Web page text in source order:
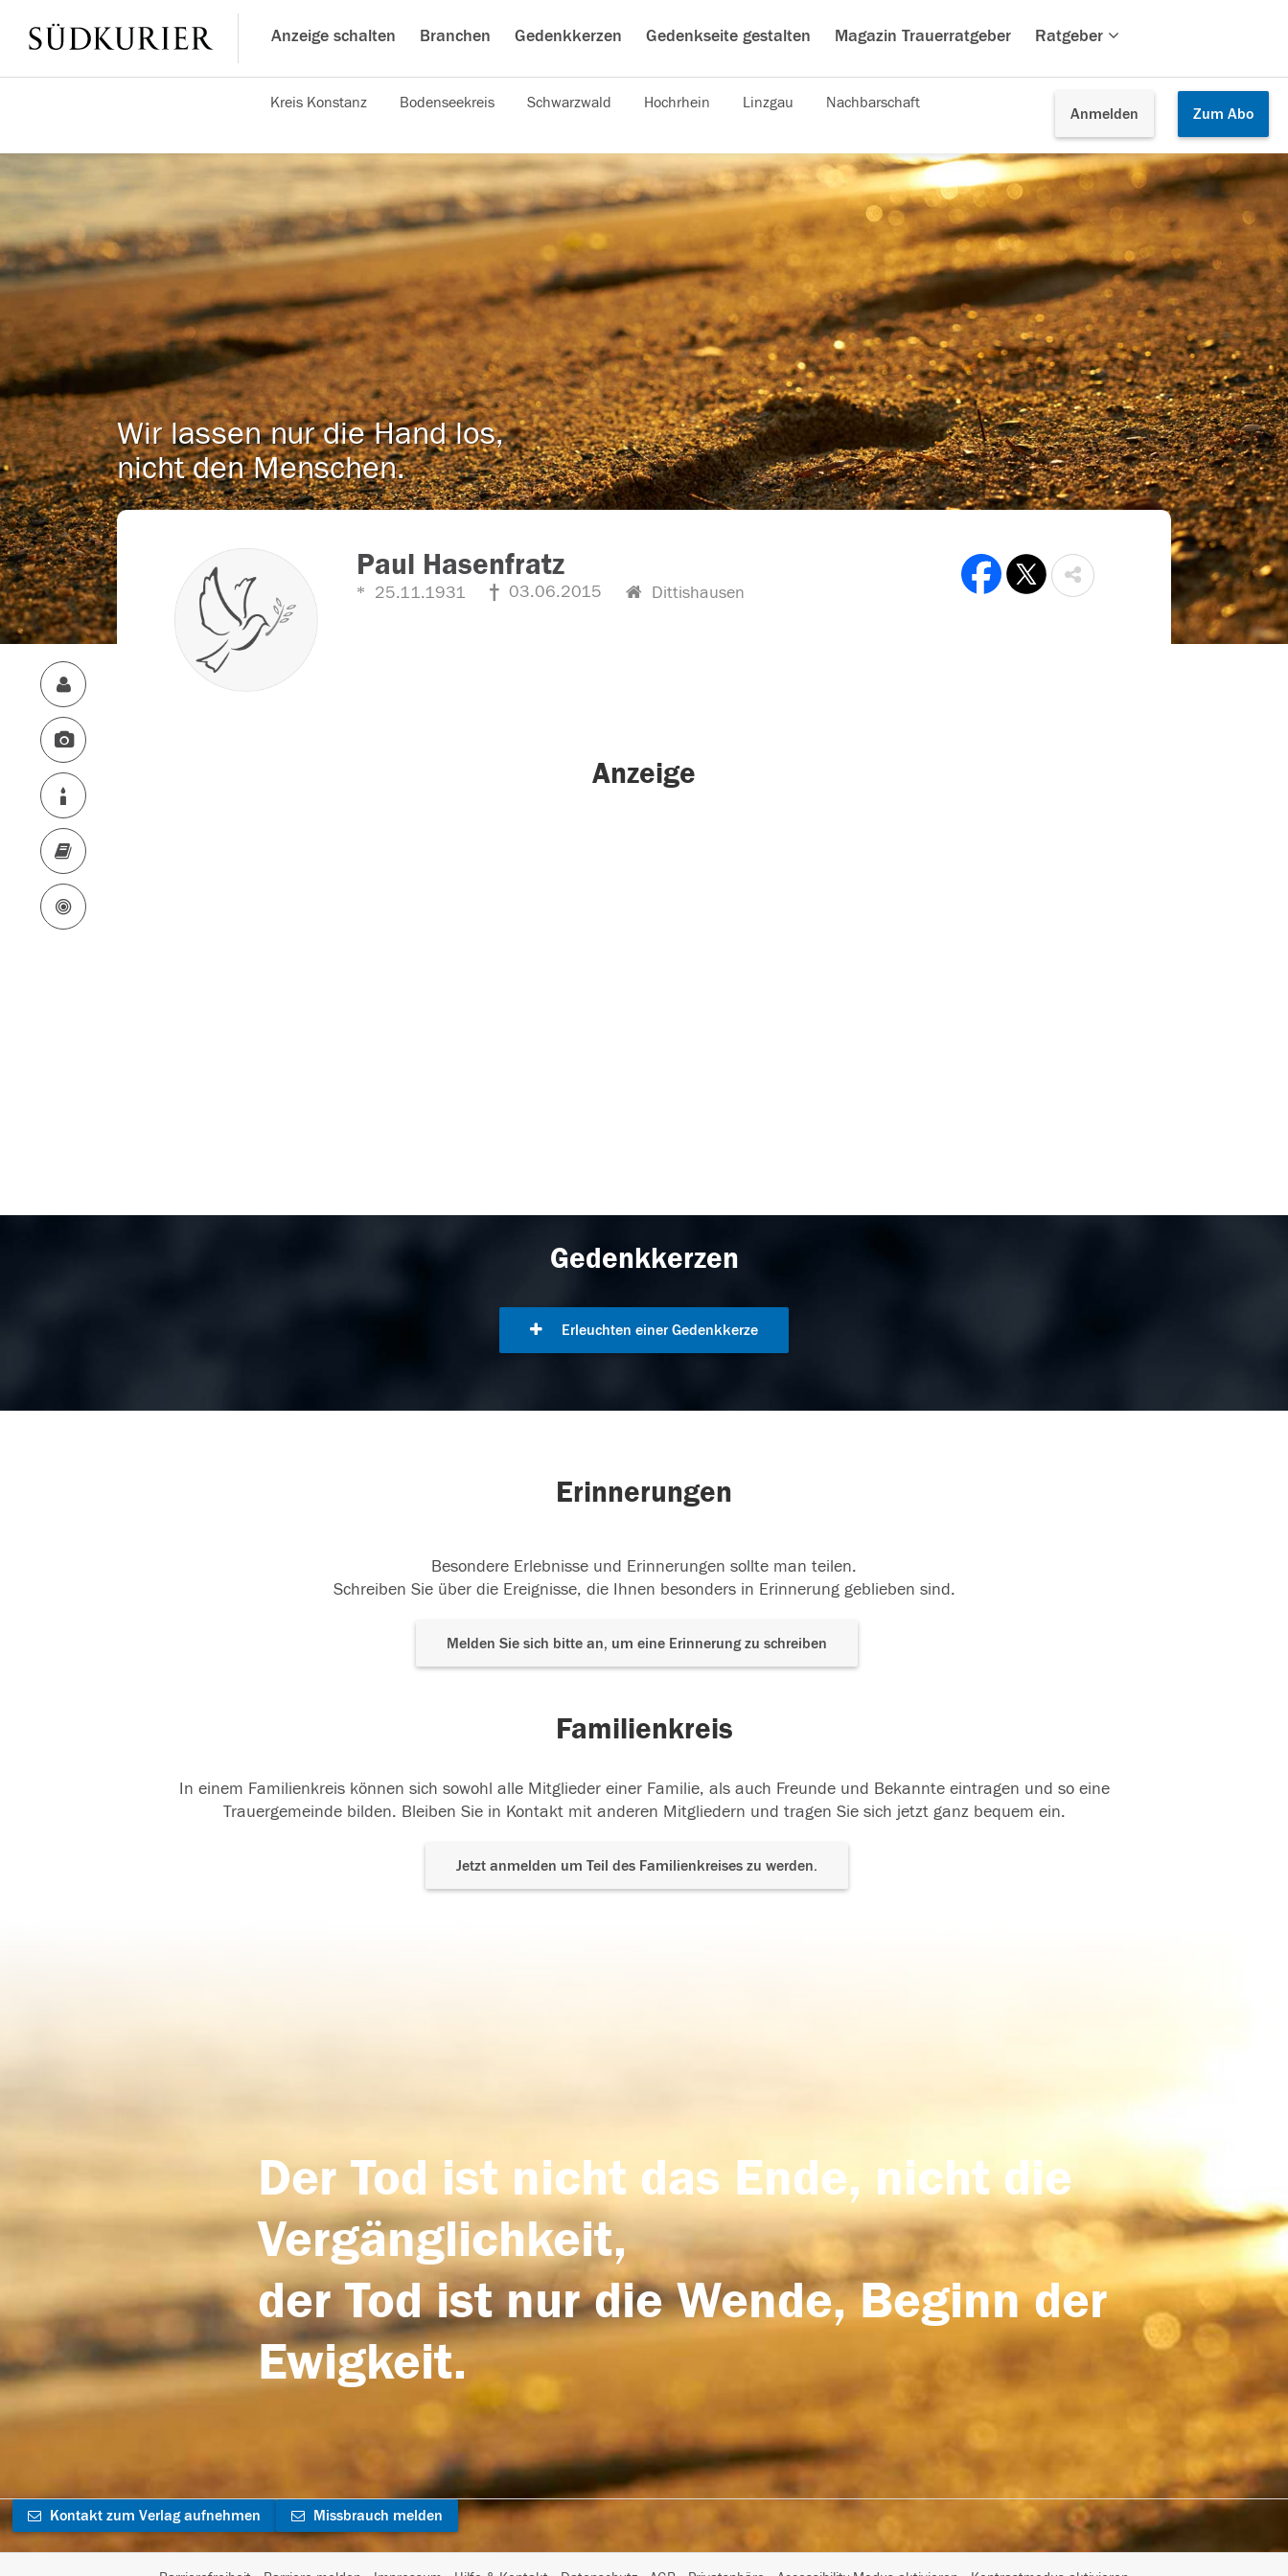
Anzeige schalten Branchen Gedenkkerzen Gedenkseite gestalten Magazin Trauerratgeber Ratgeber
Anmelden Zum Abo
Kreis Konstanz Bodenseekreis Schwarzwald Hochrhein Linzgau Nachbarschaft
Wir lassen nur die Hand los,
nicht den Menschen.
Paul Hasenfratz
25.11.1931 03.06.2015 Dittishausen
Anzeige
Gedenkkerzen
Erleuchten einer Gedenkkerze
Erinnerungen
Besondere Erlebnisse und Erinnerungen sollte man teilen.
Schreiben Sie über die Ereignisse, die Ihnen besonders in Erinnerung geblieben sind.
Melden Sie sich bitte an, um eine Erinnerung zu schreiben
Familienkreis
In einem Familienkreis können sich sowohl alle Mitglieder einer Familie, als auch Freunde und Bekannte eintragen und so eine
Trauergemeinde bilden. Bleiben Sie in Kontakt mit anderen Mitgliedern und tragen Sie sich jetzt ganz bequem ein.
Jetzt anmelden um Teil des Familienkreises zu werden.
Der Tod ist nicht das Ende, nicht die
Vergänglichkeit,
der Tod ist nur die Wende, Beginn der
Ewigkeit.
Kontakt zum Verlag aufnehmen Missbrauch melden